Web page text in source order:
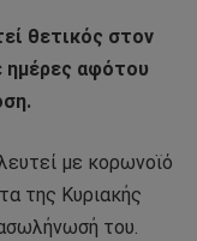
θετικός στον
ημέρες αφότου
με κορωνοϊό
της Κυριακής
του.